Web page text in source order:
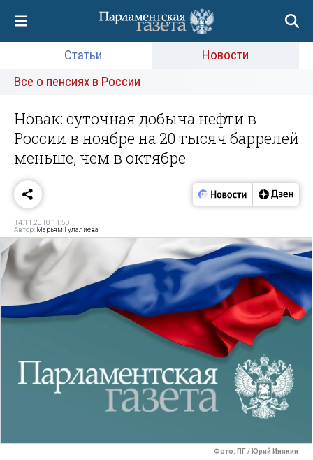
Статьи
Новости
Все о пенсиях в России
Новак: суточная добыча нефти в
России в ноябре на 20 тысяч баррелей
меньше, чем в октябре
14.11.2018 11:50
Автор: Марьям Гулалиева
Фото: ПГ / Юрий Инякин